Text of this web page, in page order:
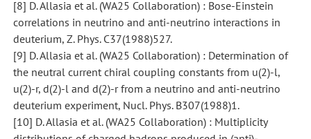
[8] D. Allasia et al. (WA25 Collaboration) : Bose-Einstein
correlations in neutrino and anti-neutrino interactions in
deuterium, Z. Phys. C37(1988)527.
[9] D. Allasia et al. (WA25 Collaboration) : Determination of
the neutral current chiral coupling constants from u(2)-l,
u(2)-r, d(2)-l and d(2)-r from a neutrino and anti-neutrino
deuterium experiment, Nucl. Phys. B307(1988)1.
[10] D. Allasia et al. (WA25 Collaboration) : Multiplicity